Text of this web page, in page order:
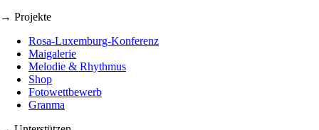
→ Projekte
Rosa-Luxemburg-Konferenz
Maigalerie
Melodie & Rhythmus
Shop
Fotowettbewerb
Granma